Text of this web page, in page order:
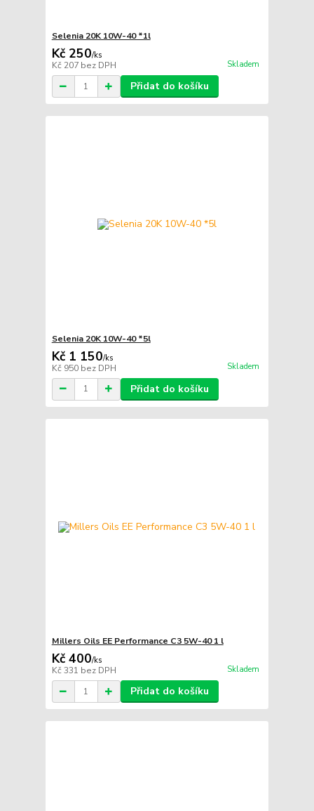
Selenia 20K 10W-40 *1l
Kč 250/ks
Kč 207 bez DPH Skladem
Přidat do košíku
Selenia 20K 10W-40 *5l
Kč 1 150/ks
Kč 950 bez DPH Skladem
Přidat do košíku
Millers Oils EE Performance C3 5W-40 1 l
Kč 400/ks
Kč 331 bez DPH Skladem
Přidat do košíku